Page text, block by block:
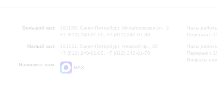
Большой зал:
191186, Санкт-Петербург, Михайловская ул., 2
+7 (812) 240-01-00, +7 (812) 240-01-80
Малый зал:
191011, Санкт-Петербург, Невский пр., 30
+7 (812) 240-01-00, +7 (812) 240-01-70
Напишите нам:
MAX
Часы
Перерыв с
Часы
Перерыв с
Вопросы